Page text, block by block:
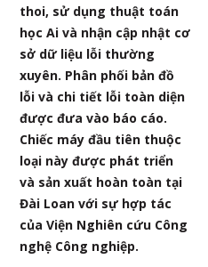
thoi, sử dụng thuật toán
học Ai và nhận cập nhật cơ
sở dữ liệu lỗi thường
xuyên. Phân phối bản đồ
lỗi và chi tiết lỗi toàn diện
được đưa vào báo cáo.
Chiếc máy đầu tiên thuộc
loại này được phát triển
và sản xuất hoàn toàn tại
Đài Loan với sự hợp tác
của Viện Nghiên cứu Công
nghệ Công nghiệp.